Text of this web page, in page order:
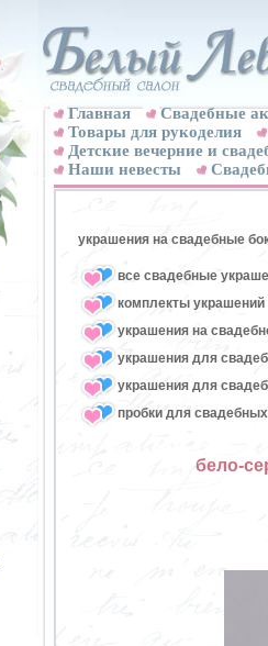
Главная
Свадебные
Товары для рукоделия
Детские вечерние и
Наши невесты
украшения на свадебные
все свадебные
комплекты
украшения на
украшения для
украшения для
пробки для
бело-